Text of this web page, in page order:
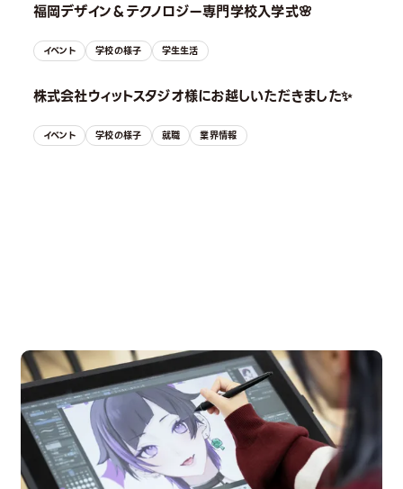
福岡デザイン＆テクノロジー専門学校入学式🌸
イベント 学校の様子 学生生活
株式会社ウィットスタジオ様にお越しいただきました✨
イベント 学校の様子 就職 業界情報